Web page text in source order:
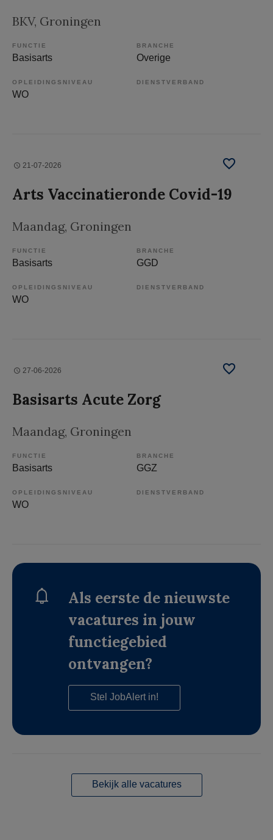
BKV, Groningen
FUNCTIE
Basisarts
BRANCHE
Overige
OPLEIDINGSNIVEAU
WO
DIENSTVERBAND
21-07-2026
Arts Vaccinatieronde Covid-19
Maandag, Groningen
FUNCTIE
Basisarts
BRANCHE
GGD
OPLEIDINGSNIVEAU
WO
DIENSTVERBAND
27-06-2026
Basisarts Acute Zorg
Maandag, Groningen
FUNCTIE
Basisarts
BRANCHE
GGZ
OPLEIDINGSNIVEAU
WO
DIENSTVERBAND
Als eerste de nieuwste
vacatures in jouw
functiegebied
ontvangen?
Stel JobAlert in!
Bekijk alle vacatures